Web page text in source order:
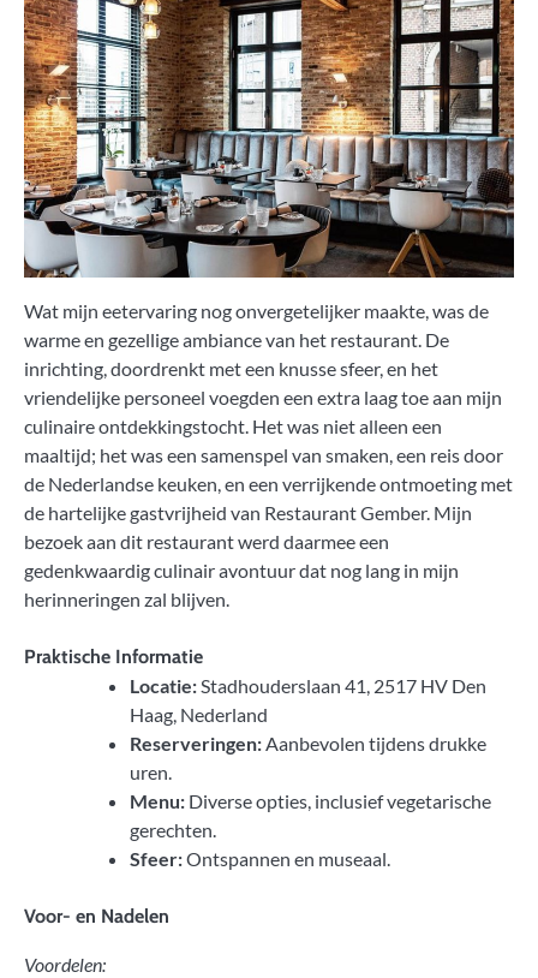
Wat mijn eetervaring nog onvergetelijker maakte, was de
warme en gezellige ambiance van het restaurant. De
inrichting, doordrenkt met een knusse sfeer, en het
vriendelijke personeel voegden een extra laag toe aan mijn
culinaire ontdekkingstocht. Het was niet alleen een
maaltijd; het was een samenspel van smaken, een reis door
de Nederlandse keuken, en een verrijkende ontmoeting met
de hartelijke gastvrijheid van Restaurant Gember. Mijn
bezoek aan dit restaurant werd daarmee een
gedenkwaardig culinair avontuur dat nog lang in mijn
herinneringen zal blijven.
Praktische Informatie
Locatie:Stadhouderslaan 41, 2517 HV Den
Haag, Nederland
Reserveringen:Aanbevolen tijdens drukke
uren.
Menu: Diverse opties, inclusief vegetarische
gerechten.
Sfeer:Ontspannen en museaal.
Voor- en Nadelen
Voordelen: